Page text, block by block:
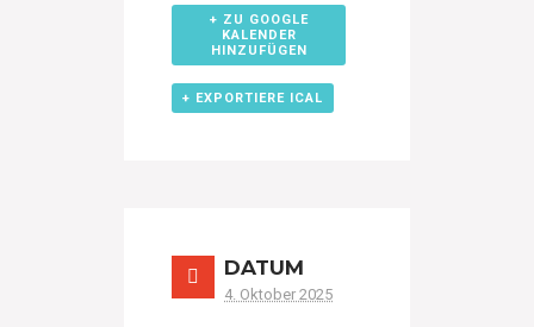
+ ZU GOOGLE
KALENDER
HINZUFÜGEN
+ EXPORTIERE ICAL
DATUM
4. Oktober 2025